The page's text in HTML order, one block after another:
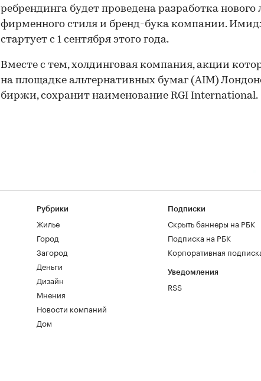
ребрендинга будет проведена разработка нового
фирменного стиля и бренд-бука компании.
стартует с 1 сентября этого года.
Вместе с тем, холдинговая компания, акции
на площадке альтернативных бумаг (AIM)
биржи, сохранит наименование RGI International.
Рубрики
Жилье
Город
Загород
Деньги
Дизайн
Мнения
Новости компаний
Дом
Подписки
Скрыть баннеры на РБК
Подписка на РБК
Корпоративная
Уведомления
RSS